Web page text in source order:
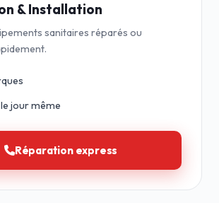
& Installation
sanitaires réparés ou
jour même
Réparation express